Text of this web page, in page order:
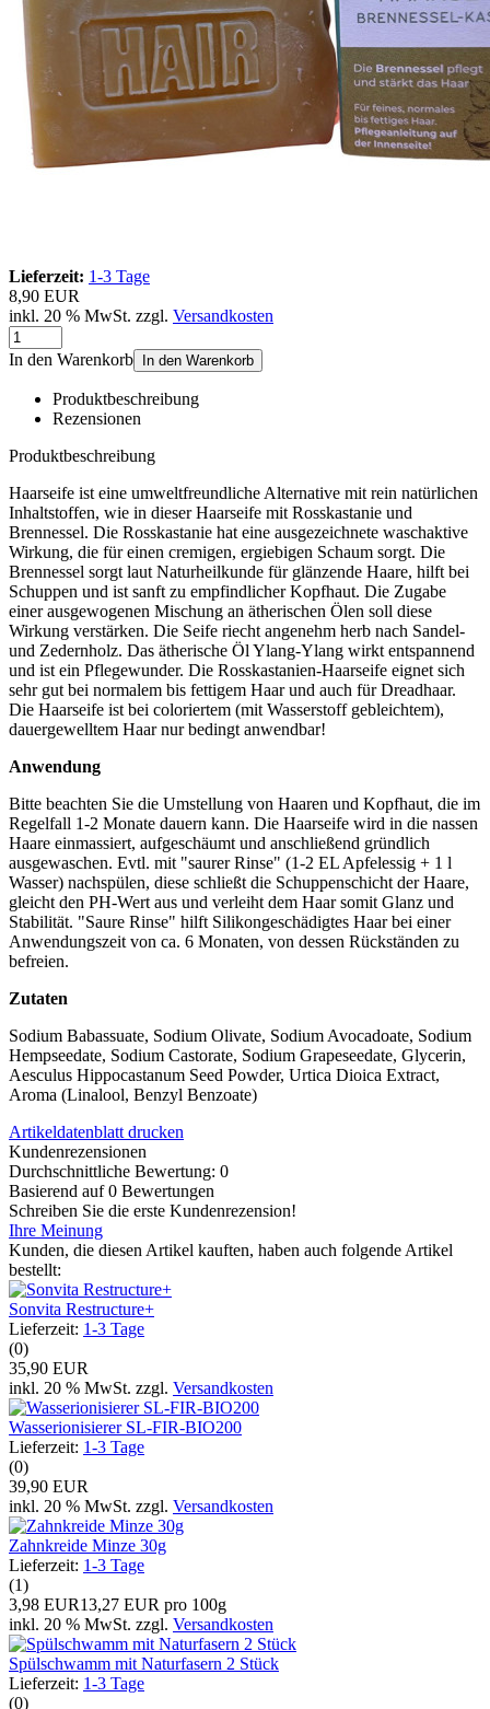
Lieferzeit: 1-3 Tage
8,90 EUR
inkl. 20 % MwSt. zzgl. Versandkosten
In den Warenkorb In den Warenkorb
Produktbeschreibung
Rezensionen
Produktbeschreibung
Haarseife ist eine umweltfreundliche Alternative mit rein natürlichen
Inhaltstoffen, wie in dieser Haarseife mit Rosskastanie und
Brennessel. Die Rosskastanie hat eine ausgezeichnete waschaktive
Wirkung, die für einen cremigen, ergiebigen Schaum sorgt. Die
Brennessel sorgt laut Naturheilkunde für glänzende Haare, hilft bei
Schuppen und ist sanft zu empfindlicher Kopfhaut. Die Zugabe
einer ausgewogenen Mischung an ätherischen Ölen soll diese
Wirkung verstärken. Die Seife riecht angenehm herb nach Sandel-
und Zedernholz. Das ätherische Öl Ylang-Ylang wirkt entspannend
und ist ein Pflegewunder. Die Rosskastanien-Haarseife eignet sich
sehr gut bei normalem bis fettigem Haar und auch für Dreadhaar.
Die Haarseife ist bei coloriertem (mit Wasserstoff gebleichtem),
dauergewelltem Haar nur bedingt anwendbar!
Anwendung
Bitte beachten Sie die Umstellung von Haaren und Kopfhaut, die im
Regelfall 1-2 Monate dauern kann. Die Haarseife wird in die nassen
Haare einmassiert, aufgeschäumt und anschließend gründlich
ausgewaschen. Evtl. mit "saurer Rinse" (1-2 EL Apfelessig + 1 l
Wasser) nachspülen, diese schließt die Schuppenschicht der Haare,
gleicht den PH-Wert aus und verleiht dem Haar somit Glanz und
Stabilität. "Saure Rinse" hilft Silikongeschädigtes Haar bei einer
Anwendungszeit von ca. 6 Monaten, von dessen Rückständen zu
befreien.
Zutaten
Sodium Babassuate, Sodium Olivate, Sodium Avocadoate, Sodium
Hempseedate, Sodium Castorate, Sodium Grapeseedate, Glycerin,
Aesculus Hippocastanum Seed Powder, Urtica Dioica Extract,
Aroma (Linalool, Benzyl Benzoate)
Artikeldatenblatt drucken
Kundenrezensionen
Durchschnittliche Bewertung: 0
Basierend auf 0 Bewertungen
Schreiben Sie die erste Kundenrezension!
Ihre Meinung
Kunden, die diesen Artikel kauften, haben auch folgende Artikel
bestellt:
Sonvita Restructure+
Lieferzeit: 1-3 Tage
(0)
35,90 EUR
inkl. 20 % MwSt. zzgl. Versandkosten
Wasserionisierer SL-FIR-BIO200
Lieferzeit: 1-3 Tage
(0)
39,90 EUR
inkl. 20 % MwSt. zzgl. Versandkosten
Zahnkreide Minze 30g
Lieferzeit: 1-3 Tage
(1)
3,98 EUR13,27 EUR pro 100g
inkl. 20 % MwSt. zzgl. Versandkosten
Spülschwamm mit Naturfasern 2 Stück
Lieferzeit: 1-3 Tage
(0)